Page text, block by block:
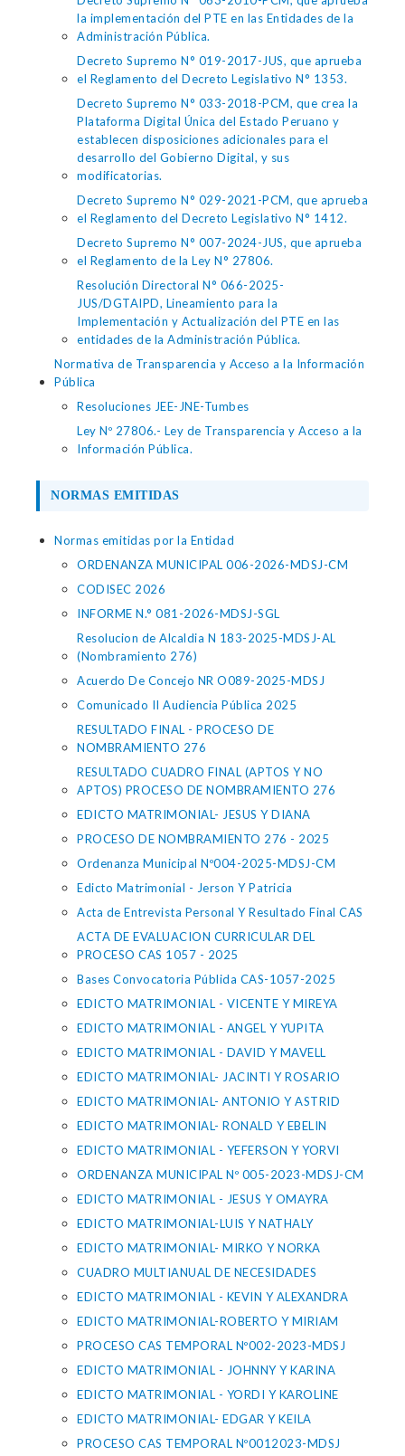
la implementación del PTE en las Entidades de la
Administración Pública.
Decreto Supremo N° 019-2017-JUS, que aprueba
el Reglamento del Decreto Legislativo N° 1353.
Decreto Supremo N° 033-2018-PCM, que crea la
Plataforma Digital Única del Estado Peruano y
establecen disposiciones adicionales para el
desarrollo del Gobierno Digital, y sus
modificatorias.
Decreto Supremo N° 029-2021-PCM, que aprueba
el Reglamento del Decreto Legislativo N° 1412.
Decreto Supremo N° 007-2024-JUS, que aprueba
el Reglamento de la Ley N° 27806.
Resolución Directoral N° 066-2025-
JUS/DGTAIPD, Lineamiento para la
Implementación y Actualización del PTE en las
entidades de la Administración Pública.
Normativa de Transparencia y Acceso a la Información
Pública
Resoluciones JEE-JNE-Tumbes
Ley Nº 27806.- Ley de Transparencia y Acceso a la
Información Pública.
NORMAS EMITIDAS
Normas emitidas por la Entidad
ORDENANZA MUNICIPAL 006-2026-MDSJ-CM
CODISEC 2026
INFORME N.° 081-2026-MDSJ-SGL
Resolucion de Alcaldia N 183-2025-MDSJ-AL
(Nombramiento 276)
Acuerdo De Concejo NR O089-2025-MDSJ
Comunicado II Audiencia Pública 2025
RESULTADO FINAL - PROCESO DE
NOMBRAMIENTO 276
RESULTADO CUADRO FINAL (APTOS Y NO
APTOS) PROCESO DE NOMBRAMIENTO 276
EDICTO MATRIMONIAL- JESUS Y DIANA
PROCESO DE NOMBRAMIENTO 276 - 2025
Ordenanza Municipal Nº004-2025-MDSJ-CM
Edicto Matrimonial - Jerson Y Patricia
Acta de Entrevista Personal Y Resultado Final CAS
ACTA DE EVALUACION CURRICULAR DEL
PROCESO CAS 1057 - 2025
Bases Convocatoria Públida CAS-1057-2025
EDICTO MATRIMONIAL - VICENTE Y MIREYA
EDICTO MATRIMONIAL - ANGEL Y YUPITA
EDICTO MATRIMONIAL - DAVID Y MAVELL
EDICTO MATRIMONIAL- JACINTI Y ROSARIO
EDICTO MATRIMONIAL- ANTONIO Y ASTRID
EDICTO MATRIMONIAL- RONALD Y EBELIN
EDICTO MATRIMONIAL - YEFERSON Y YORVI
ORDENANZA MUNICIPAL Nº 005-2023-MDSJ-CM
EDICTO MATRIMONIAL - JESUS Y OMAYRA
EDICTO MATRIMONIAL-LUIS Y NATHALY
EDICTO MATRIMONIAL- MIRKO Y NORKA
CUADRO MULTIANUAL DE NECESIDADES
EDICTO MATRIMONIAL - KEVIN Y ALEXANDRA
EDICTO MATRIMONIAL-ROBERTO Y MIRIAM
PROCESO CAS TEMPORAL Nº002-2023-MDSJ
EDICTO MATRIMONIAL - JOHNNY Y KARINA
EDICTO MATRIMONIAL - YORDI Y KAROLINE
EDICTO MATRIMONIAL- EDGAR Y KEILA
PROCESO CAS TEMPORAL Nº0012023-MDSJ